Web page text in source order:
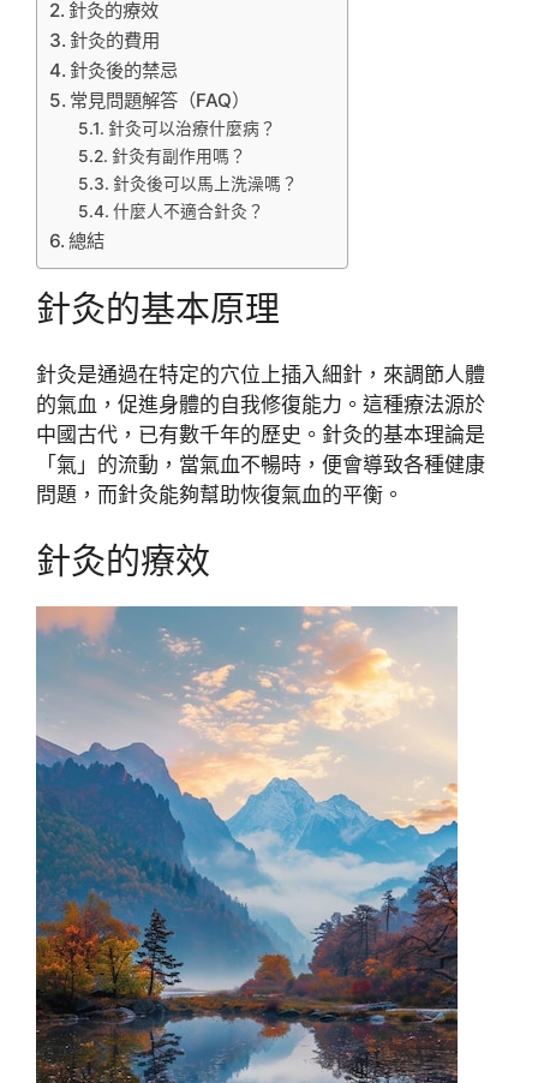
針灸的療效
針灸的費用
針灸後的禁忌
常見問題解答（FAQ）
針灸可以治療什麼病？
針灸有副作用嗎？
針灸後可以馬上洗澡嗎？
什麼人不適合針灸？
總結
針灸的基本原理
針灸是通過在特定的穴位上插入細針，來調節人體
的氣血，促進身體的自我修復能力。這種療法源於
中國古代，已有數千年的歷史。針灸的基本理論是
「氣」的流動，當氣血不暢時，便會導致各種健康
問題，而針灸能夠幫助恢復氣血的平衡。
針灸的療效